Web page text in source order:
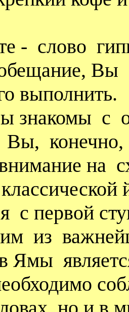
- слово
Вы
выполнить.
с
Вы, конечно,
на
с первой
из
Ямы